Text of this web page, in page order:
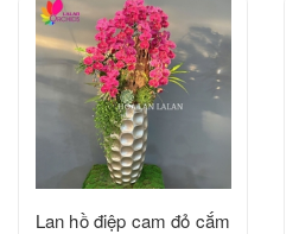
Lan hồ điệp cam đỏ cắm